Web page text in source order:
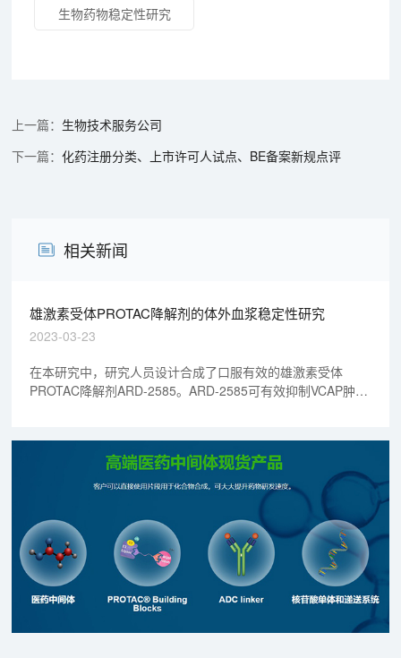
生物药物稳定性研究
生物技术服务公司
化药注册分类、上市许可人试点、BE备案新规点评
相关新闻
雄激素受体PROTAC降解剂的体外血浆稳定性研究
2023-03-23
在本研究中，研究人员设计合成了口服有效的雄激素受体
PROTAC降解剂ARD-2585。ARD-2585可有效抑制VCAP肿瘤